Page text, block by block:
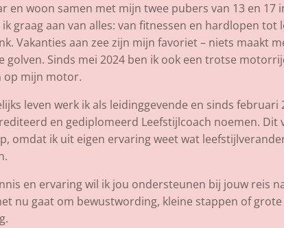
en woon samen met mijn twee pubers van 13 en 17
graag aan van alles: van fitnessen en hardlopen tot
Vakanties aan zee zijn mijn favoriet – niets maakt
golven. Sinds mei 2024 ben ik ook een trotse
mijn motor.
leven werk ik als leidinggevende en sinds februari
en gediplomeerd Leefstijlcoach noemen. Dit
omdat ik uit eigen ervaring weet wat
en ervaring wil ik jou ondersteunen bij jouw reis
nu gaat om bewustwording, kleine stappen of